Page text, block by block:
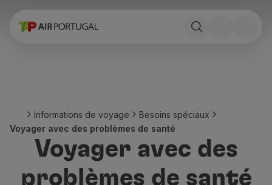
Réserver
Stopover
Informations de voyage
Bagage
Besoins spéciaux
Voyager avec des animaux
Informations de voyage
Besoins spéciaux
Voyager avec des problèmes de santé
Voyager avec des
problèmes de santé